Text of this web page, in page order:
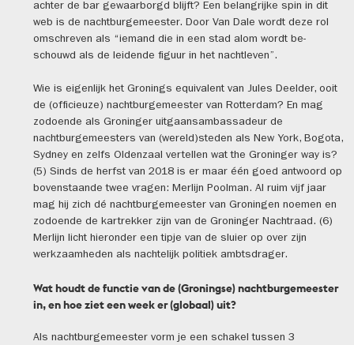
achter de bar gewaarborgd blijft? Een belangrijke spin in dit
web is de nachtburgemeester. Door Van Dale wordt deze rol
omschreven als “iemand die in een stad al­om wordt be­
schouwd als de lei­den­de fi­guur in het nacht­le­ven”.
Wie is eigenlijk het Gronings equivalent van Jules Deelder, ooit
de (officieuze) nachtburgemeester van Rotterdam? En mag
zodoende als Groninger uitgaansambassadeur de
nachtburgemeesters van (wereld)steden als New York, Bogota,
Sydney en zelfs Oldenzaal vertellen wat the Groninger way is?
(5) Sinds de herfst van 2018 is er maar één goed antwoord op
bovenstaande twee vragen: Merlijn Poolman. Al ruim vijf jaar
mag hij zich dé nachtburgemeester van Groningen noemen en
zodoende de kartrekker zijn van de Groninger Nachtraad. (6)
Merlijn licht hieronder een tipje van de sluier op over zijn
werkzaamheden als nachtelijk politiek ambtsdrager.
Wat houdt de functie van de (Groningse) nachtburgemeester
in, en hoe ziet een week er (globaal) uit?
Als nachtburgemeester vorm je een schakel tussen 3